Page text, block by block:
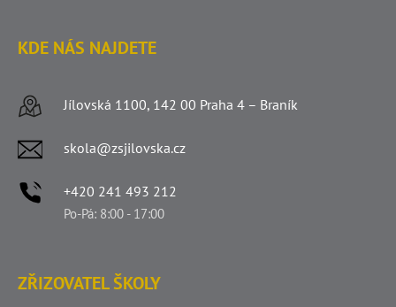
KDE NÁS NAJDETE
Jílovská 1100, 142 00 Praha 4 – Braník
skola@zsjilovska.cz
+420 241 493 212
Po-Pá: 8:00 - 17:00
ZŘIZOVATEL ŠKOLY